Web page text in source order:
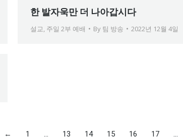
한 발자욱만 더 나아갑시다
설교, 주일 2부 예배 By 팀 방송 2022년 12월 4일
← 1 … 13 14 15 16 17 …